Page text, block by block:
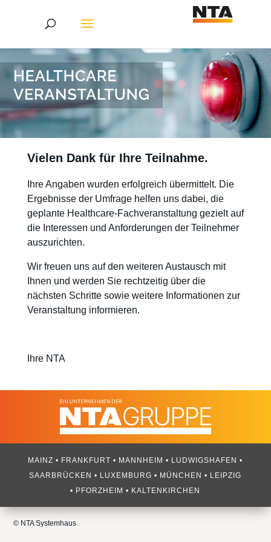
Vielen Dank für Ihre Teilnahme.
Ihre Angaben wurden erfolgreich übermittelt. Die
Ergebnisse der Umfrage helfen uns dabei, die
geplante Healthcare-Fachveranstaltung gezielt auf
die Interessen und Anforderungen der Teilnehmer
auszurichten.
Wir freuen uns auf den weiteren Austausch mit
Ihnen und werden Sie rechtzeitig über die
nächsten Schritte sowie weitere Informationen zur
Veranstaltung informieren.
Ihre NTA
MAINZ • FRANKFURT • MANNHEIM • LUDWIGSHAFEN •
SAARBRÜCKEN • LUXEMBURG • MÜNCHEN • LEIPZIG
• PFORZHEIM • KALTENKIRCHEN
© NTA Systemhaus​